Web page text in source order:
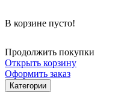
В корзине пусто!
Продолжить покупки
Открыть корзину
Оформить заказ
Категории